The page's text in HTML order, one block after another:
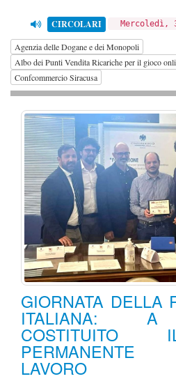
CIRCOLARI Mercoledì,
Agenzia delle Dogane e dei Monopoli
Albo dei Punti Vendita Ricariche per il gioco
Confcommercio Siracusa
GIORNATA DELLA
ITALIANA: A
COSTITUITO
PERMANENTE
LAVORO